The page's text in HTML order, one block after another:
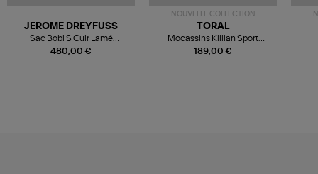
480,00 €
JEROME DREYFUSS
Sac Bobi S Cuir Lamé
Champagne
NOUVELLE COLLECTION
189,00 €
TORAL
Mocassins Killian Sport
Mousse